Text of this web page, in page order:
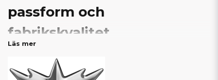
passform och
fabrikskvalitet
Hos SCP Mopedbilsdelar hittar du ett brett sortiment av
Chatenet originaldelar
som håller samma kvalitet, passform och standard som de delar
som monterades från fabrik – vilket ger trygg montering, lång
Läs mer